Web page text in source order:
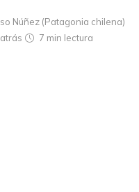
Núñez (Patagonia chilena)
7 min lectura